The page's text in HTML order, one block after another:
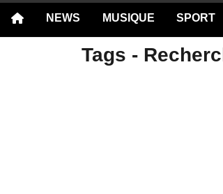
NEWS MUSIQUE SPORT
Tags -